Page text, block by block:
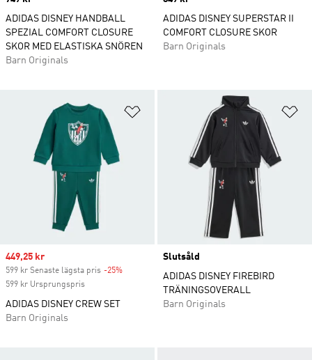
ADIDAS DISNEY HANDBALL
SPEZIAL COMFORT CLOSURE
SKOR MED ELASTISKA SNÖREN
Barn Originals
ADIDAS DISNEY SUPERSTAR II
COMFORT CLOSURE SKOR
Barn Originals
Lägg till på önskelistan
Sale price
449,25 kr
599 kr Senaste lägsta pris -25%
599 kr Ursprungspris
ADIDAS DISNEY CREW SET
Barn Originals
Slutsåld
ADIDAS DISNEY FIREBIRD
TRÄNINGSOVERALL
Barn Originals